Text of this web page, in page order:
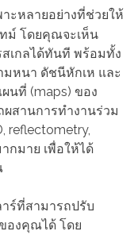
าะหลายอย่างที่ช่วยให้
ทม์ โดยคุณจะเห็น
เกลได้ทันที พร้อมทั้ง
มหนา ดัชนีหักเห และ
นที่ (maps) ของ
สานการทำงานร่วม
reflectometry,
กมาย เพื่อให้ได้
าร์ที่สามารถปรับ
องคุณได้ โดย